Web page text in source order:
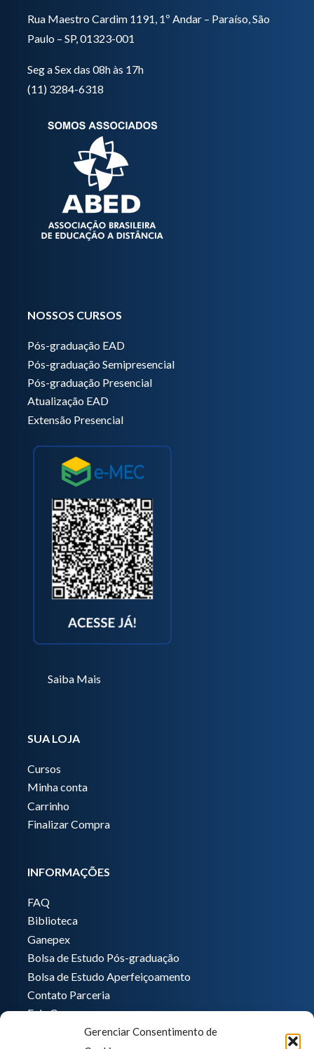
Gerenciar Consentimento de
Rua Maestro Cardim 1191, 1º Andar – Paraíso, São
Paulo – SP, 01323-001
Seg a Sex das 08h às 17h
(11) 3284-6318
NOSSOS CURSOS
Pós-graduação EAD
Pós-graduação Semipresencial
Pós-graduação Presencial
Atualização EAD
Extensão Presencial
Saiba Mais
SUA LOJA
Cursos
Minha conta
Carrinho
Finalizar Compra
INFORMAÇÕES
FAQ
Biblioteca
Ganepex
Bolsa de Estudo Pós-graduação
Bolsa de Estudo Aperfeiçoamento
Contato Parceria
Fale Conosco